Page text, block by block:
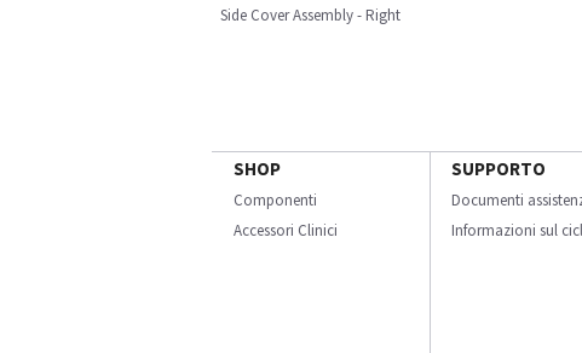
Side Cover Assembly - Right
SHOP
Componenti
Accessori Clinici
SUPPORTO
Documenti
Informazioni sul